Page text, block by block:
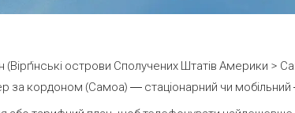
острови Сполучених Штатів Америки >
за кордоном (Самоа) — стаціонарний чи мобільний